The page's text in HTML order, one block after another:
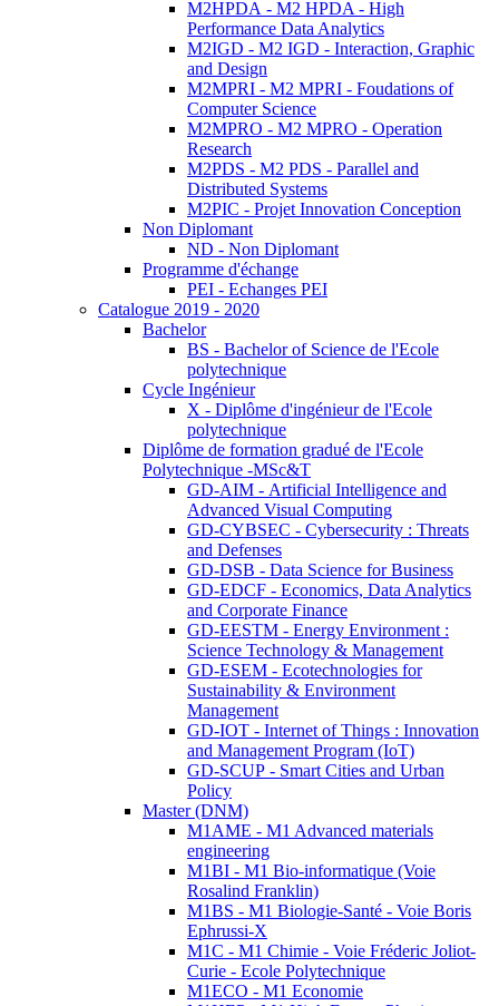
M2HPDA - M2 HPDA - High
Performance Data Analytics
M2IGD - M2 IGD - Interaction, Graphic
and Design
M2MPRI - M2 MPRI - Foudations of
Computer Science
M2MPRO - M2 MPRO - Operation
Research
M2PDS - M2 PDS - Parallel and
Distributed Systems
M2PIC - Projet Innovation Conception
Non Diplomant
ND - Non Diplomant
Programme d'échange
PEI - Echanges PEI
Catalogue 2019 - 2020
Bachelor
BS - Bachelor of Science de l'Ecole
polytechnique
Cycle Ingénieur
X - Diplôme d'ingénieur de l'Ecole
polytechnique
Diplôme de formation gradué de l'Ecole
Polytechnique -MSc&T
GD-AIM - Artificial Intelligence and
Advanced Visual Computing
GD-CYBSEC - Cybersecurity : Threats
and Defenses
GD-DSB - Data Science for Business
GD-EDCF - Economics, Data Analytics
and Corporate Finance
GD-EESTM - Energy Environment :
Science Technology & Management
GD-ESEM - Ecotechnologies for
Sustainability & Environment
Management
GD-IOT - Internet of Things : Innovation
and Management Program (IoT)
GD-SCUP - Smart Cities and Urban
Policy
Master (DNM)
M1AME - M1 Advanced materials
engineering
M1BI - M1 Bio-informatique (Voie
Rosalind Franklin)
M1BS - M1 Biologie-Santé - Voie Boris
Ephrussi-X
M1C - M1 Chimie - Voie Fréderic Joliot-
Curie - Ecole Polytechnique
M1ECO - M1 Economie